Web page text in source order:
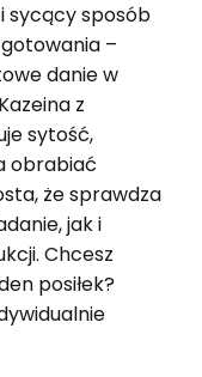
sycący sposób
–
danie w
z
sytość,
obrabiać
że sprawdza
jak i
Chcesz
posiłek?